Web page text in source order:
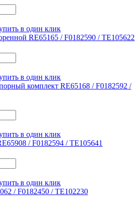
в один клик
RE65165 / F0182590 / TE105622
в один клик
комплект RE65168 / F0182592 /
в один клик
/ F0182594 / TE105641
в один клик
/ F0182450 / TE102230